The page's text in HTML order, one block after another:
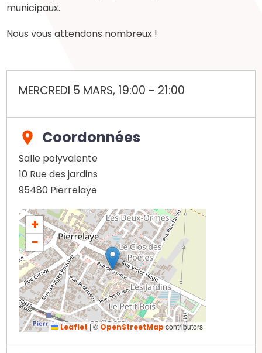
municipaux.
Nous vous attendons nombreux !
MERCREDI 5 MARS, 19:00 - 21:00
Coordonnées
Salle polyvalente
10 Rue des jardins
95480 Pierrelaye
+
−
Leaflet |© OpenStreetMapcontributors